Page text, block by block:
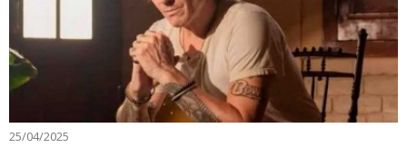
25/04/2025